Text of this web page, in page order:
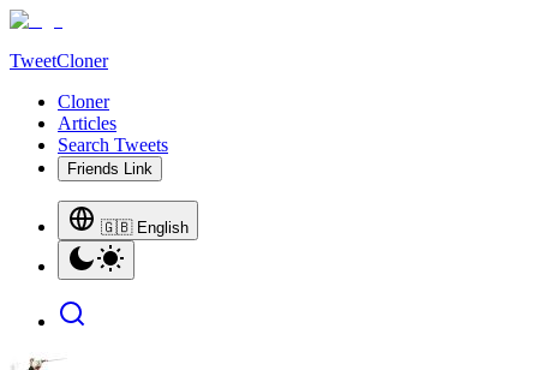
TweetCloner
Cloner
Articles
Search Tweets
Friends Link
🇬🇧 English